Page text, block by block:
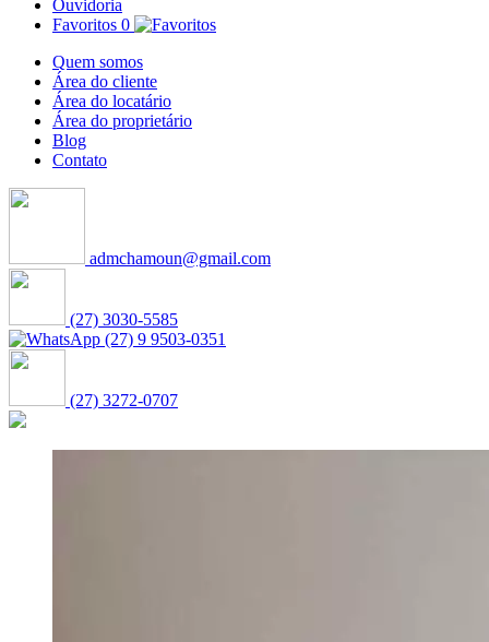
Ouvidoria
Favoritos 0
Quem somos
Área do cliente
Área do locatário
Área do proprietário
Blog
Contato
admchamoun@gmail.com
(27) 3030-5585
(27) 9 9503-0351
(27) 3272-0707